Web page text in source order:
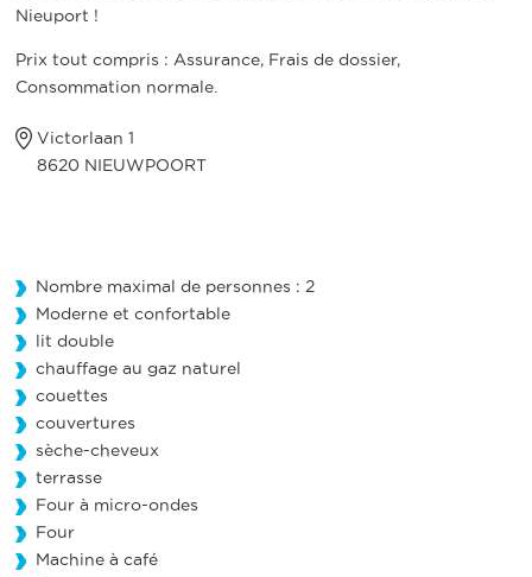
Nieuport !
Prix tout compris : Assurance, Frais de dossier,
Consommation normale.
Victorlaan 1
8620 NIEUWPOORT
Nombre maximal de personnes : 2
Moderne et confortable
lit double
chauffage au gaz naturel
couettes
couvertures
sèche-cheveux
terrasse
Four à micro-ondes
Four
Machine à café